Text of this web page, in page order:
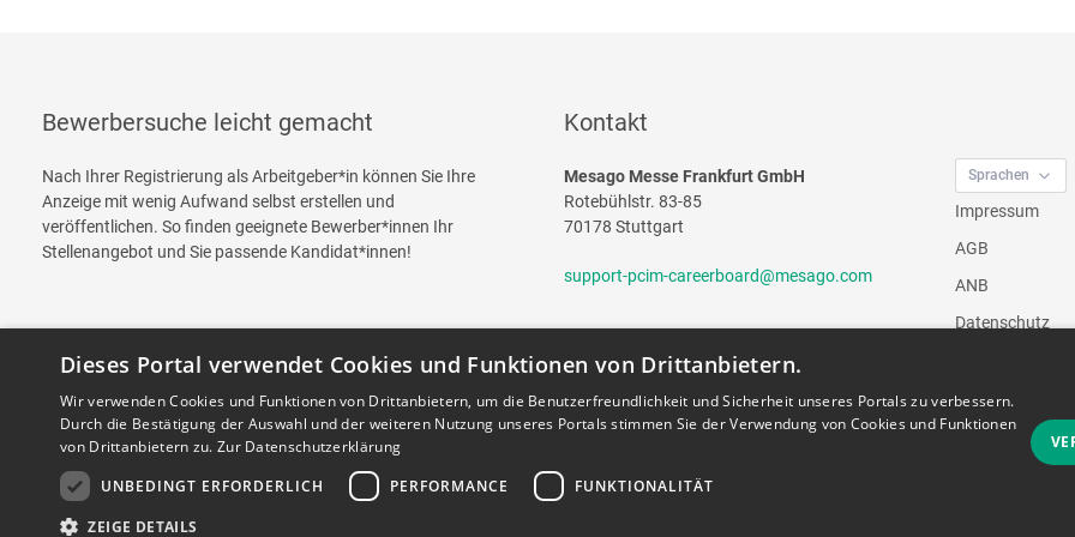
Bewerbersuche leicht gemacht
Nach Ihrer Registrierung als Arbeitgeber*in können Sie Ihre
Anzeige mit wenig Aufwand selbst erstellen und
veröffentlichen. So finden geeignete Bewerber*innen Ihr
Stellenangebot und Sie passende Kandidat*innen!
Kontakt
Mesago Messe Frankfurt GmbH
Rotebühlstr. 83-85
70178 Stuttgart
support-pcim-careerboard@mesago.com
Sprachen
Impressum
AGB
ANB
Datenschutz
Dunkles
Dieses Portal verwendet Cookies und Funktionen von Drittanbietern.
Wir verwenden Cookies und Funktionen von Drittanbietern, um die Benutzerfreundlichkeit und Sicherheit unseres Portals zu verbessern.
Durch die Bestätigung der Auswahl und der weiteren Nutzung unseres Portals stimmen Sie der Verwendung von Cookies und Funktionen
von Drittanbietern zu. Zur Datenschutzerklärung
UNBEDINGT ERFORDERLICH
PERFORMANCE FUNKTIONALITÄT
ZEIGE DETAILS